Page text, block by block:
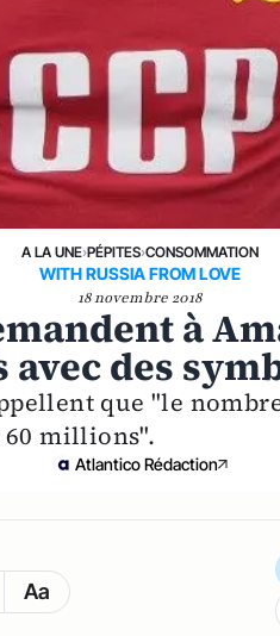
A LA UNE›PÉPITES›CONSOMMATION
WITH RUSSIA FROM LOVE
18 novembre 2018
à
des
que "le
60 millions".
Atlantico Rédaction
Aa